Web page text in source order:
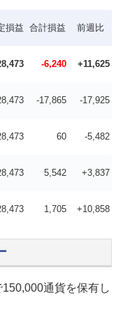
損益 合計損益 前週比
-6,240 +11,625
-17,865 -17,925
60 -5,482
5,542 +3,837
1,705 +10,858
通貨を保有し